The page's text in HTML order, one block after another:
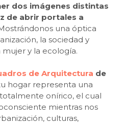
dos imágenes distintas
de abrir portales a
una óptica
la sociedad y
y la ecología.
de Arquitectura de
hogar representa una
onírico, el cual
mientras nos
culturas,